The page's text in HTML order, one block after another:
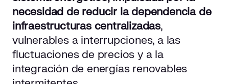
necesidad de reducir la dependencia de
infraestructuras centralizadas,
vulnerables a interrupciones, a las
fluctuaciones de precios y a la
integración de energías renovables